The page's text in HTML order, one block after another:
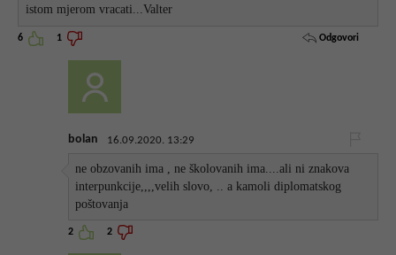
istom mjerom vracati...Valter
6 1 Odgovori
bolan 16.09.2020. 13:29
ne obzovanih ima , ne školovanih ima....ali ni znakova
interpunkcije,,,,velih slovo, .. a kamoli diplomatskog
poštovanja
2 2